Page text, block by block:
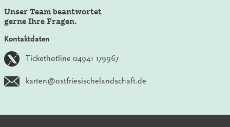
Unser Team beantwortet
gerne Ihre Fragen.
Kontaktdaten
Tickethotline 04941 179967
karten@ostfriesischelandschaft.de